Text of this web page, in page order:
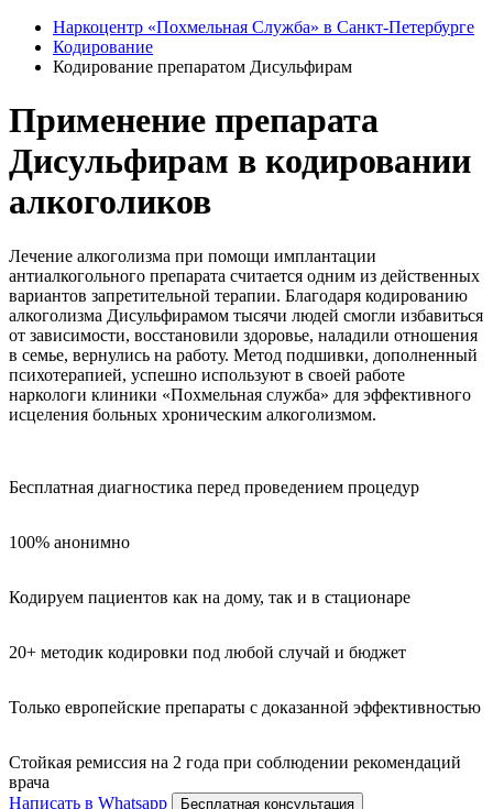
Наркоцентр «Похмельная Служба» в Санкт-Петербурге
Кодирование
Кодирование препаратом Дисульфирам
Применение препарата
Дисульфирам в кодировании
алкоголиков
Лечение алкоголизма при помощи имплантации
антиалкогольного препарата считается одним из действенных
вариантов запретительной терапии. Благодаря кодированию
алкоголизма Дисульфирамом тысячи людей смогли избавиться
от зависимости, восстановили здоровье, наладили отношения
в семье, вернулись на работу. Метод подшивки, дополненный
психотерапией, успешно используют в своей работе
наркологи клиники «Похмельная служба» для эффективного
исцеления больных хроническим алкоголизмом.
Бесплатная диагностика перед проведением процедур
100% анонимно
Кодируем пациентов как на дому, так и в стационаре
20+ методик кодировки под любой случай и бюджет
Только европейские препараты с доказанной эффективностью
Стойкая ремиссия на 2 года при соблюдении рекомендаций
врача
Написать в Whatsapp
Бесплатная консультация